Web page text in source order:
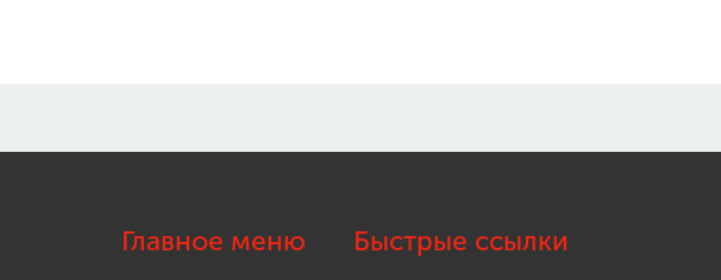
Главное меню Быстрые ссылки